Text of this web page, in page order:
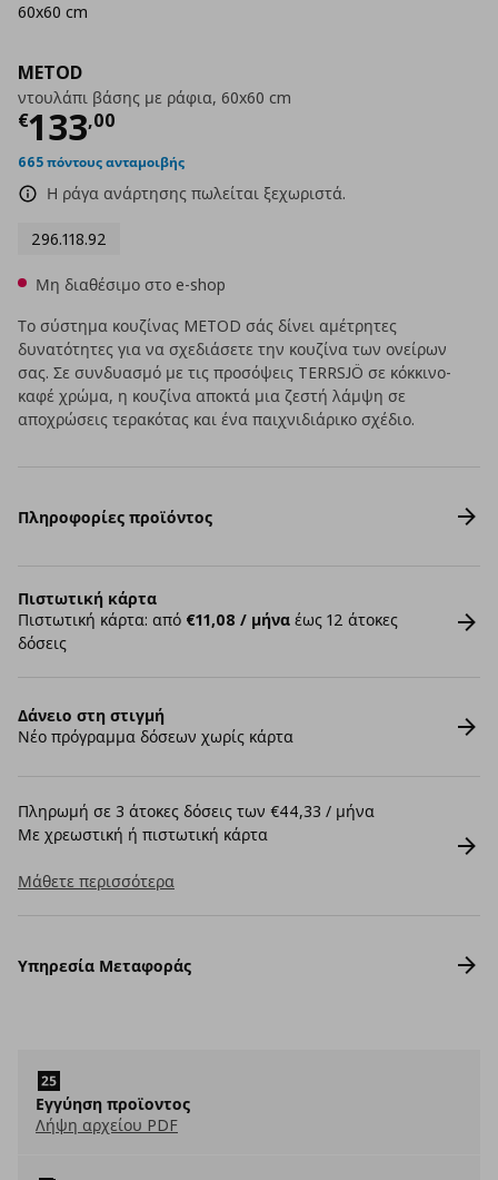
METOD
ντουλάπι βάσης με ράφια, 60x60 cm
€133,00
Τρέχουσα τιμή
665 πόντους ανταμοιβής
Η ράγα ανάρτησης πωλείται ξεχωριστά.
296.118.92
60x60 cm
Μη διαθέσιμο στο e-shop
Το σύστημα κουζίνας METOD σάς δίνει αμέτρητες
δυνατότητες για να σχεδιάσετε την κουζίνα των ονείρων
σας. Σε συνδυασμό με τις προσόψεις TERRSJÖ σε κόκκινο-
καφέ χρώμα, η κουζίνα αποκτά μια ζεστή λάμψη σε
αποχρώσεις τερακότας και ένα παιχνιδιάρικο σχέδιο.
Πληροφορίες προϊόντος
Πιστωτική κάρτα
Πιστωτική κάρτα: από €11,08 / μήνα έως 12 άτοκες
δόσεις
Δάνειο στη στιγμή
Νέο πρόγραμμα δόσεων χωρίς κάρτα
Πληρωμή σε 3 άτοκες δόσεις των €44,33 / μήνα
Με χρεωστική ή πιστωτική κάρτα
Μάθετε περισσότερα
Υπηρεσία Μεταφοράς
Εγγύηση προϊοντος
Λήψη αρχείου PDF